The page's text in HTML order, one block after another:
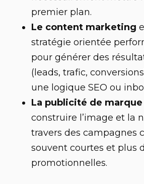
premier plan.
Le content marketing
stratégie orientée
pour générer des
(leads, trafic,
une logique SEO ou
La publicité de marque
construire l’image et la
travers des campagnes
souvent courtes et plus
promotionnelles.